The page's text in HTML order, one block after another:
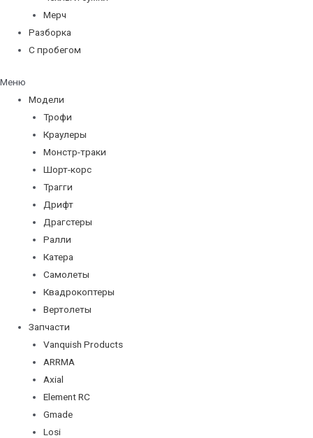
Мерч
Разборка
С пробегом
Меню
Модели
Трофи
Краулеры
Монстр-траки
Шорт-корс
Трагги
Дрифт
Драгстеры
Ралли
Катера
Самолеты
Квадрокоптеры
Вертолеты
Запчасти
Vanquish Products
ARRMA
Axial
Element RC
Gmade
Losi